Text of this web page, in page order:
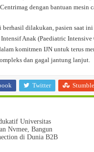
dengan bantuan mesin
berhasil dilakukan, pasien saat
Anak (Paediatric
komitmen IJN untuk terus
dan gagal jantung
Twitter
Universitas
Nvmee, Bangun
di Dunia B2B